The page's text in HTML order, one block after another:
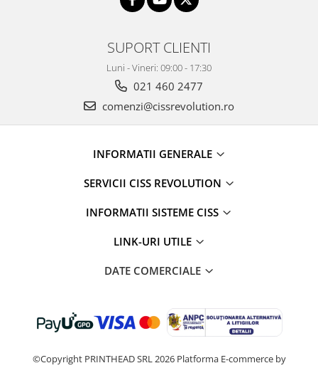
SUPORT CLIENTI
Luni - Vineri: 09:00 - 17:30
021 460 2477
comenzi@cissrevolution.ro
INFORMATII GENERALE
SERVICII CISS REVOLUTION
INFORMATII SISTEME CISS
LINK-URI UTILE
DATE COMERCIALE
©Copyright PRINTHEAD SRL 2026 Platforma E-commerce by